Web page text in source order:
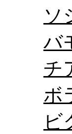
ソ
バ
チ
ボ
ビ